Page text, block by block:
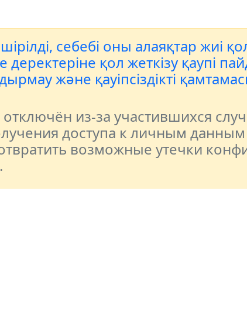
себебі оны алаяқтар жиі
қол жеткізу қаупі
және қауіпсіздікті
из-за участившихся
доступа к личным
возможные утечки